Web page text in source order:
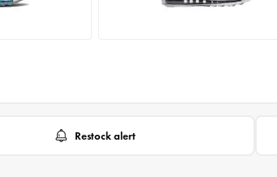
Restock alert